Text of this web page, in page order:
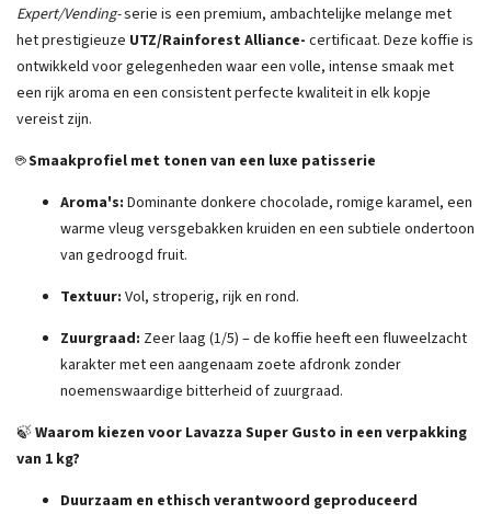
Expert/Vending-serie is een premium, ambachtelijke melange met
het prestigieuze UTZ/Rainforest Alliance- certificaat. Deze koffie is
ontwikkeld voor gelegenheden waar een volle, intense smaak met
een rijk aroma en een consistent perfecte kwaliteit in elk kopje
vereist zijn.
☕Smaakprofiel met tonen van een luxe patisserie
Aroma's: Dominante donkere chocolade, romige karamel, een
warme vleug versgebakken kruiden en een subtiele ondertoon
van gedroogd fruit.
Textuur: Vol, stroperig, rijk en rond.
Zuurgraad: Zeer laag (1/5) – de koffie heeft een fluweelzacht
karakter met een aangenaam zoete afdronk zonder
noemenswaardige bitterheid of zuurgraad.
🍃Waarom kiezen voor Lavazza Super Gusto in een verpakking
van 1 kg?
Duurzaam en ethisch verantwoord geproduceerd